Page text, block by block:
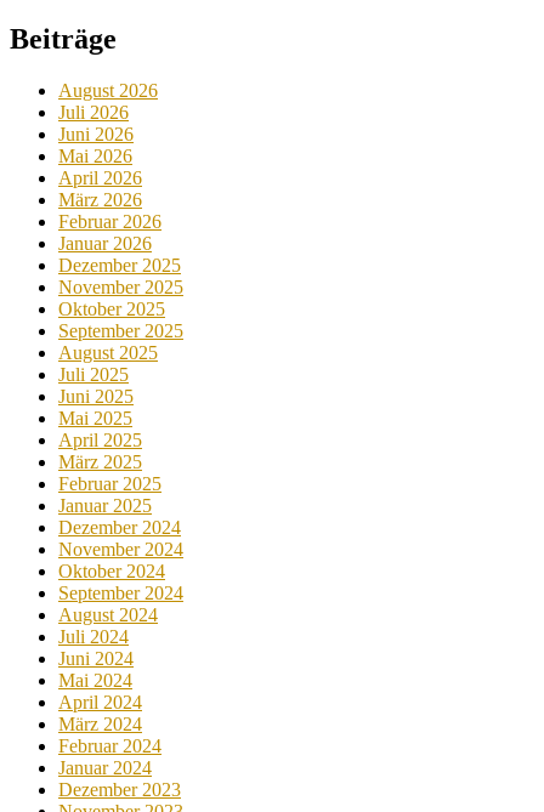
Beiträge
August 2026
Juli 2026
Juni 2026
Mai 2026
April 2026
März 2026
Februar 2026
Januar 2026
Dezember 2025
November 2025
Oktober 2025
September 2025
August 2025
Juli 2025
Juni 2025
Mai 2025
April 2025
März 2025
Februar 2025
Januar 2025
Dezember 2024
November 2024
Oktober 2024
September 2024
August 2024
Juli 2024
Juni 2024
Mai 2024
April 2024
März 2024
Februar 2024
Januar 2024
Dezember 2023